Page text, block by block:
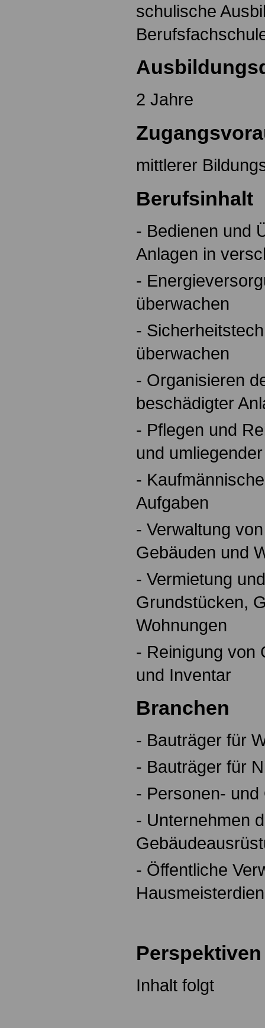
schulische
2 Jahre
mittlerer
Berufsinhalt
- Bedienen und
Anlagen in
-
überwachen
-
überwachen
- Organisieren
beschädigter
- Pflegen und
und
-
Aufgaben
- Verwaltung
Gebäuden und
- Vermietung
Grundstücken,
Wohnungen
- Reinigung von
und Inventar
Branchen
- Bauträger für
- Bauträger für
- Personen-
- Unternehmen
- Öffentliche
Perspektiven
Inhalt folgt